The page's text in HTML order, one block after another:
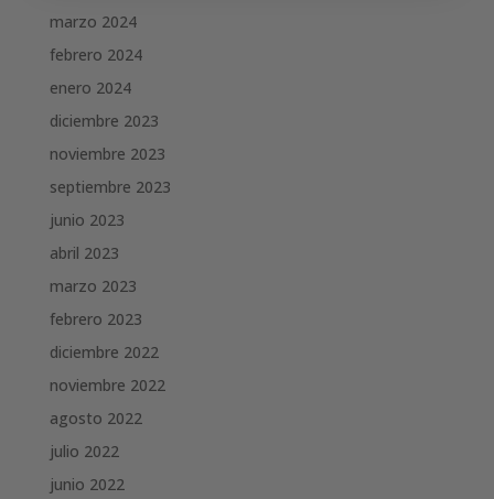
marzo 2024
febrero 2024
enero 2024
diciembre 2023
noviembre 2023
septiembre 2023
junio 2023
abril 2023
marzo 2023
febrero 2023
diciembre 2022
noviembre 2022
agosto 2022
julio 2022
junio 2022